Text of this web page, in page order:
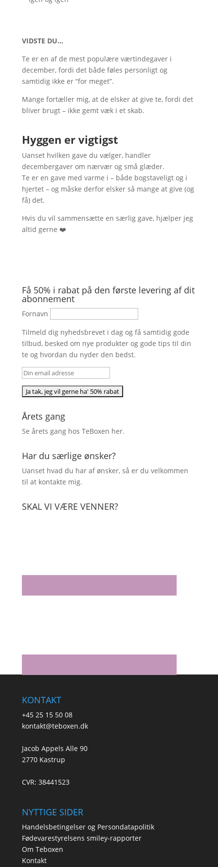
VIDSTE DU…
Te er en af de mest populære værtindegaver i
december, fordi det både føles personligt og
samtidig ikke er “for meget”.
Mange fortæller mig, at de elsker at give te, fordi det
bliver brugt – ikke gemt væk i et skab.
Hyggen er vigtigst
Uanset hvilken gave du vælger, handler
decembergaver om nærvær og små glæder.
Te er en gave med varme i – både bogstaveligt og i
hjertet – og måske derfor elsker så mange at give (og
få) det.
Hvis du vil sammensætte en særlig gave, hjælper jeg
altid gerne ❤️
Få 50% i rabat på den første levering af dit
abonnement
Fornavn
Tilmeld dig nyhedsbrevet i dag og få samtidig gode
tilbud, besked om nye produkter og gode tips til din
te og hvordan du nyder den bedst.
Årets gang
Se årets gang hos TeBoxen her.
Har du særlige ønsker?
Uanset hvad du har af ønsker, så er du velkommen
til at kontakte mig.
SKAL VI VÆRE VENNER?
KONTAKT
+45 25 15 50 08
kontakt@teboxen.dk
Jacob Appels Alle 90
2770 Kastrup
CVR: 38441523
NYTTIGE SIDER
Handelsbetingelser og Persondatapolitik
Fødevarestyrelsens smiley-rapporter
Om Teboxen
Kontakt